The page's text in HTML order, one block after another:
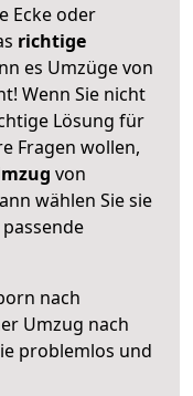
Ecke oder
richtige
es Umzüge von
Wenn Sie nicht
Lösung für
Fragen wollen,
von
wählen Sie sie
nach
Umzug nach
problemlos und